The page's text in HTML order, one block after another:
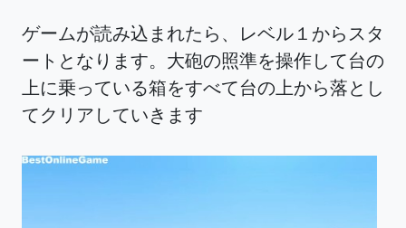
ゲームが読み込まれたら、レベル１からスタ
ートとなります。大砲の照準を操作して台の
上に乗っている箱をすべて台の上から落とし
てクリアしていきます